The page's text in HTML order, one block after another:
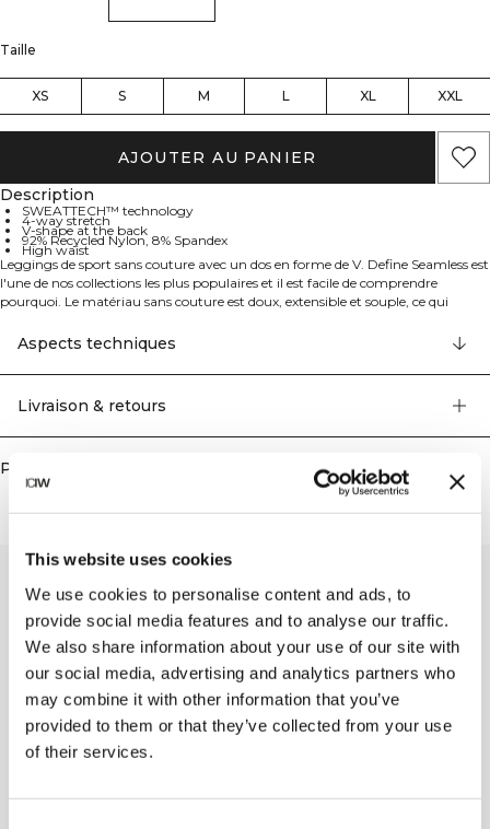
This website uses cookies
We use cookies to personalise content and ads, to
provide social media features and to analyse our traffic.
We also share information about your use of our site with
our social media, advertising and analytics partners who
may combine it with other information that you’ve
provided to them or that they’ve collected from your use
of their services.
Taille
XS S M L XL XXL
AJOUTER AU PANIER
Description
SWEATTECH™ technology
4-way stretch
V-shape at the back
92% Recycled Nylon, 8% Spandex
High waist
Leggings de sport sans couture avec un dos en forme de V. Define Seamless est
l'une de nos collections les plus populaires et il est facile de comprendre
pourquoi. Le matériau sans couture est doux, extensible et souple, ce qui
leggings, brassières de sport et hauts disponibles dans plusieurs couleurs
tendance font de Define Seamless la ligne de vêtements d'entraînement de
choix pour différents types d'exercices. 92% Nylon recyclé, 8% Elastan
Aspects techniques
Livraison & retours
Produits similaires